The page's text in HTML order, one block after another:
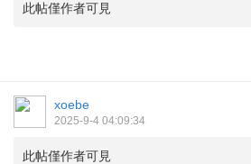
此帖僅作者可見
xoebe
2025-9-4 04:09:34
此帖僅作者可見